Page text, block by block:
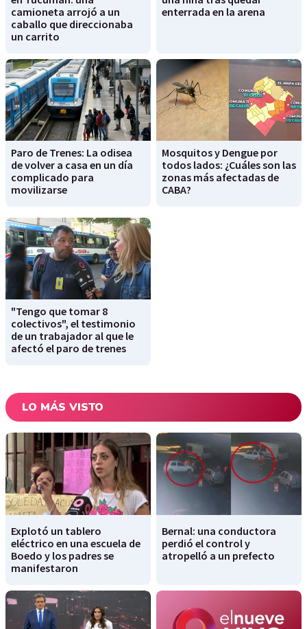
camioneta arrojó a un
caballo que direccionaba
un carrito
enterrada en la arena
Paro de Trenes: La odisea
de volver a casa en un día
complicado para
movilizarse
Mosquitos y Dengue por
todos lados: ¿Cuáles son las
zonas más afectadas de
CABA?
"Tengo que tomar 8
colectivos", el testimonio
de un trabajador al que le
afectó el paro de trenes
LO MÁS VISTO
Explotó un tablero
eléctrico en una escuela de
Boedo y los padres se
manifestaron
Bernal: una conductora
perdió el control y
atropelló a un prefecto